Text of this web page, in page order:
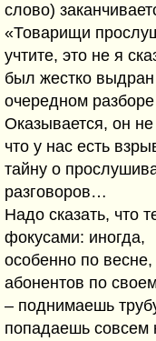
слово)
«Товарищи
учтите, это не я
был жестко
очередном
Оказывается, он
что у нас есть
тайну о
разговоров…
Надо сказать, что
фокусами: иногда,
особенно по
абонентов по
– поднимаешь
попадаешь совсем